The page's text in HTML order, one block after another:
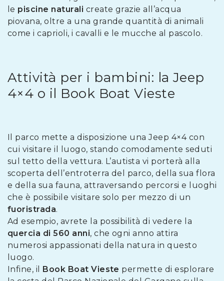
le piscine naturali create grazie all’acqua
piovana, oltre a una grande quantità di animali
come i caprioli, i cavalli e le mucche al pascolo.
Attività per i bambini: la Jeep
4×4 o il Book Boat Vieste
Il parco mette a disposizione una Jeep 4×4 con
cui visitare il luogo, stando comodamente seduti
sul tetto della vettura. L’autista vi porterà alla
scoperta dell’entroterra del parco, della sua flora
e della sua fauna, attraversando percorsi e luoghi
che è possibile visitare solo per mezzo di un
fuoristrada.
Ad esempio, avrete la possibilità di vedere la
quercia di 560 anni, che ogni anno attira
numerosi appassionati della natura in questo
luogo.
Infine, il Book Boat Vieste permette di esplorare